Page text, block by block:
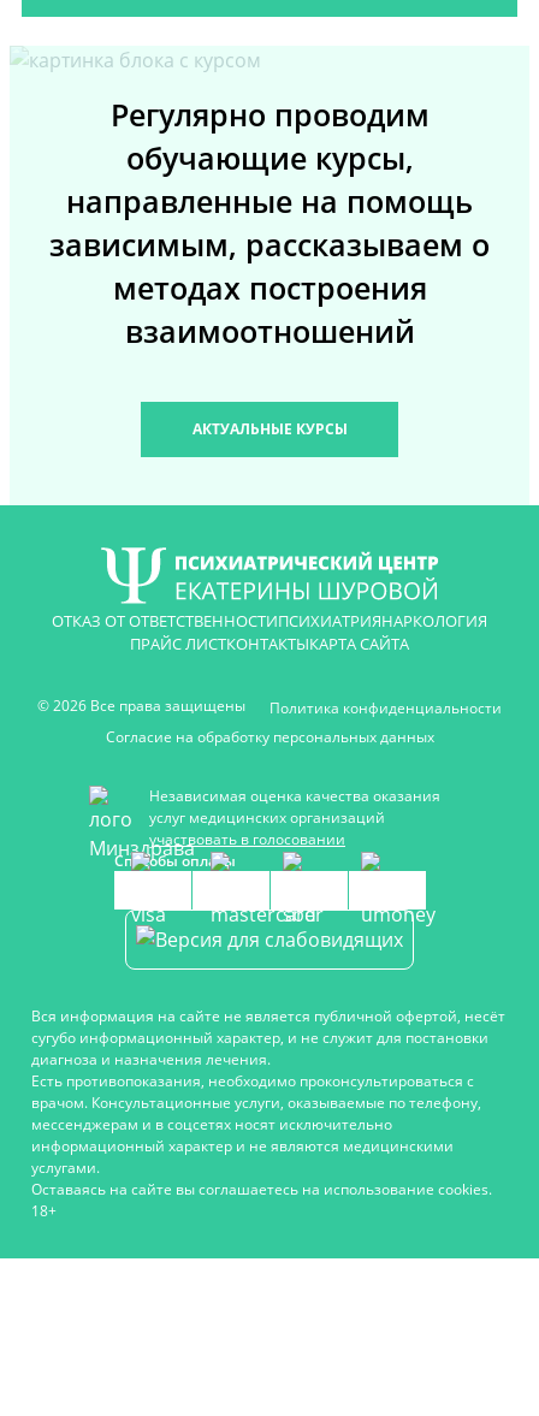
Регулярно проводим
обучающие курсы,
направленные на помощь
зависимым, рассказываем о
методах построения
взаимоотношений
АКТУАЛЬНЫЕ КУРСЫ
ОТКАЗ ОТ ОТВЕТСТВЕННОСТИПСИХИАТРИЯНАРКОЛОГИЯ
ПРАЙС ЛИСТКОНТАКТЫКАРТА САЙТА
© 2026 Все права защищены
Политика конфиденциальности
Согласие на обработку персональных данных
Независимая оценка качества оказания
услуг медицинских организаций
участвовать в голосовании
Способы оплаты
Вся информация на сайте не является публичной офертой, несёт
сугубо информационный характер, и не служит для постановки
диагноза и назначения лечения.
Есть противопоказания, необходимо проконсультироваться с
врачом. Консультационные услуги, оказываемые по телефону,
мессенджерам и в соцсетях носят исключительно
информационный характер и не являются медицинскими
услугами.
Оставаясь на сайте вы соглашаетесь на использование cookies.
18+